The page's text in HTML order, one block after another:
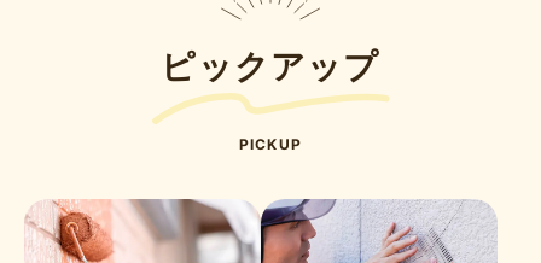
ピックアップ
PICKUP